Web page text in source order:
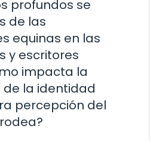
profundos se
de las
equinas en las
y escritores
impacta la
la identidad
percepción del